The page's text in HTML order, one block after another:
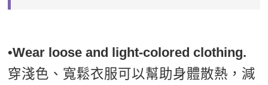
•Wear loose and light-colored clothing.
穿淺色、寬鬆衣服可以幫助身體散熱，減